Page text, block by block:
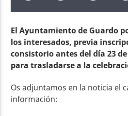
El Ayuntamiento de Guardo
los interesados, previa
consistorio antes del día 23
para trasladarse a la
Os adjuntamos en la noticia el
información: